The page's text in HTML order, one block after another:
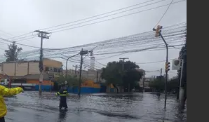
Meio Ambiente
Podcast
Política
Saúde
Tempo